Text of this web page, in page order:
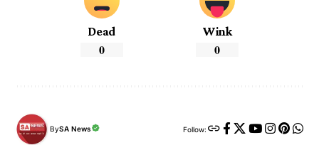
Dead
0
Wink
0
BySA News Follow: